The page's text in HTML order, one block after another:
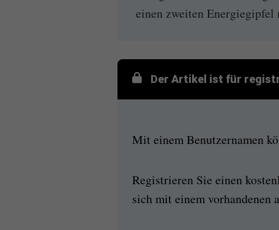
einen zweiten
Der Artikel ist für
Mit einem Benutzernamen
Registrieren Sie einen
sich mit einem vorhandenen